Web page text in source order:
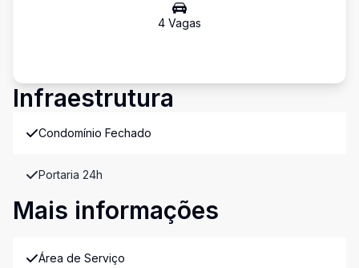
4 Vagas
Infraestrutura
Condomínio Fechado
Portaria 24h
Mais informações
Área de Serviço